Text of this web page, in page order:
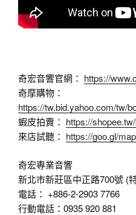
奇宏音響官網： https://
奇摩購物：
https://tw.bid.yahoo.com/tw/
蝦皮拍賣： https://
來店試聽： https://goo.gl/
奇宏專業音響
新北市新莊區中正路700號 (
電話： +886-2-2903 7766
行動電話：0935 920 881